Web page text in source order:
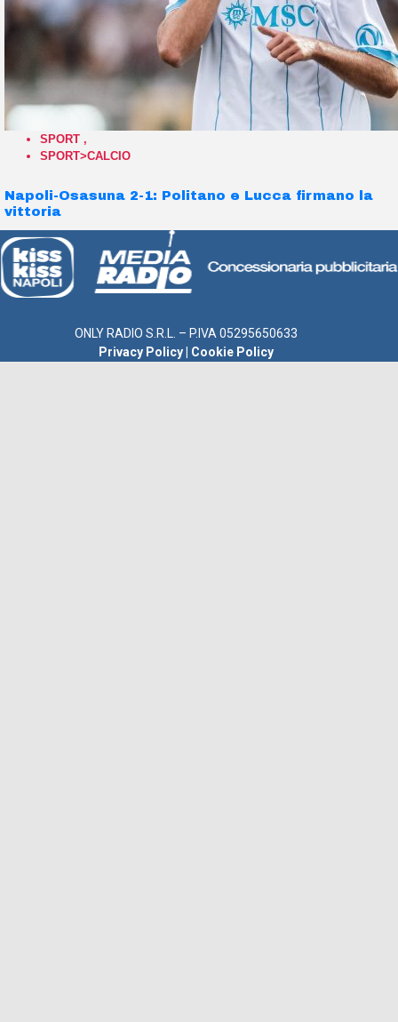
SPORT ,
SPORT>CALCIO
Napoli-Osasuna 2-1: Politano e Lucca firmano la
vittoria
ONLY RADIO S.R.L. – P.IVA 05295650633
Privacy Policy
Cookie Policy